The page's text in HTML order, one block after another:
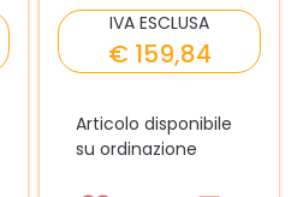
IVA ESCLUSA
€ 159,84
Articolo disponibile
su ordinazione